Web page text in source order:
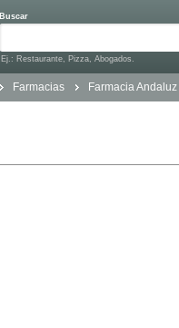
Buscar
Ej.: Restaurante, Pizza, Abogados.
Farmacias Farmacia Andaluz